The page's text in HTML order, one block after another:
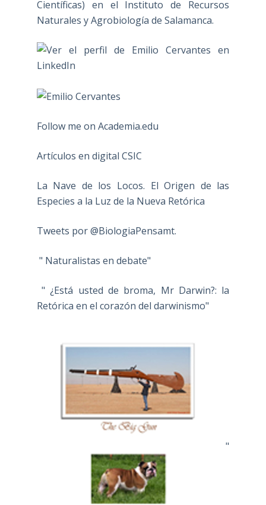
Científicas) en el Instituto de Recursos
Naturales y Agrobiología de Salamanca.
Follow me on Academia.edu
Artículos en digital CSIC
La Nave de los Locos. El Origen de las
Especies a la Luz de la Nueva Retórica
Tweets por @BiologiaPensamt.
" Naturalistas en debate"
" ¿Está usted de broma, Mr Darwin?: la
Retórica en el corazón del darwinismo"
"